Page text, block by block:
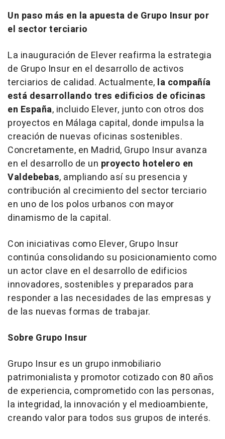
Un paso más en la apuesta de Grupo Insur por
el sector terciario
La inauguración de Elever reafirma la estrategia
de Grupo Insur en el desarrollo de activos
terciarios de calidad. Actualmente, la compañía
está desarrollando tres edificios de oficinas
en España, incluido Elever, junto con otros dos
proyectos en Málaga capital, donde impulsa la
creación de nuevas oficinas sostenibles.
Concretamente, en Madrid, Grupo Insur avanza
en el desarrollo de un proyecto hotelero en
Valdebebas, ampliando así su presencia y
contribución al crecimiento del sector terciario
en uno de los polos urbanos con mayor
dinamismo de la capital.
Con iniciativas como Elever, Grupo Insur
continúa consolidando su posicionamiento como
un actor clave en el desarrollo de edificios
innovadores, sostenibles y preparados para
responder a las necesidades de las empresas y
de las nuevas formas de trabajar.
Sobre Grupo Insur
Grupo Insur es un grupo inmobiliario
patrimonialista y promotor cotizado con 80 años
de experiencia, comprometido con las personas,
la integridad, la innovación y el medioambiente,
creando valor para todos sus grupos de interés.